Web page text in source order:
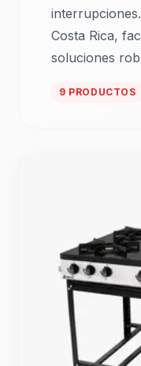
Costa Rica,
soluciones
9 PRODUCTOS